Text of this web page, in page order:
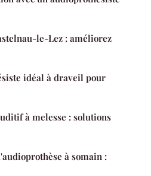
le-Lez : améliorez
idéal à draveil pour
à melesse : solutions
à somain :